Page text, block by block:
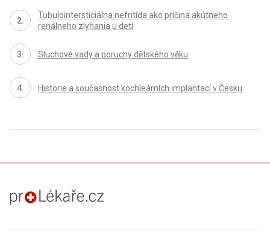
Tubulointersticiálna nefritída ako príčina akútneho
renálneho zlyhania u detí
Sluchové vady a poruchy dětského věku
Historie a současnost kochleárních implantací v Česku
proLékaře.cz